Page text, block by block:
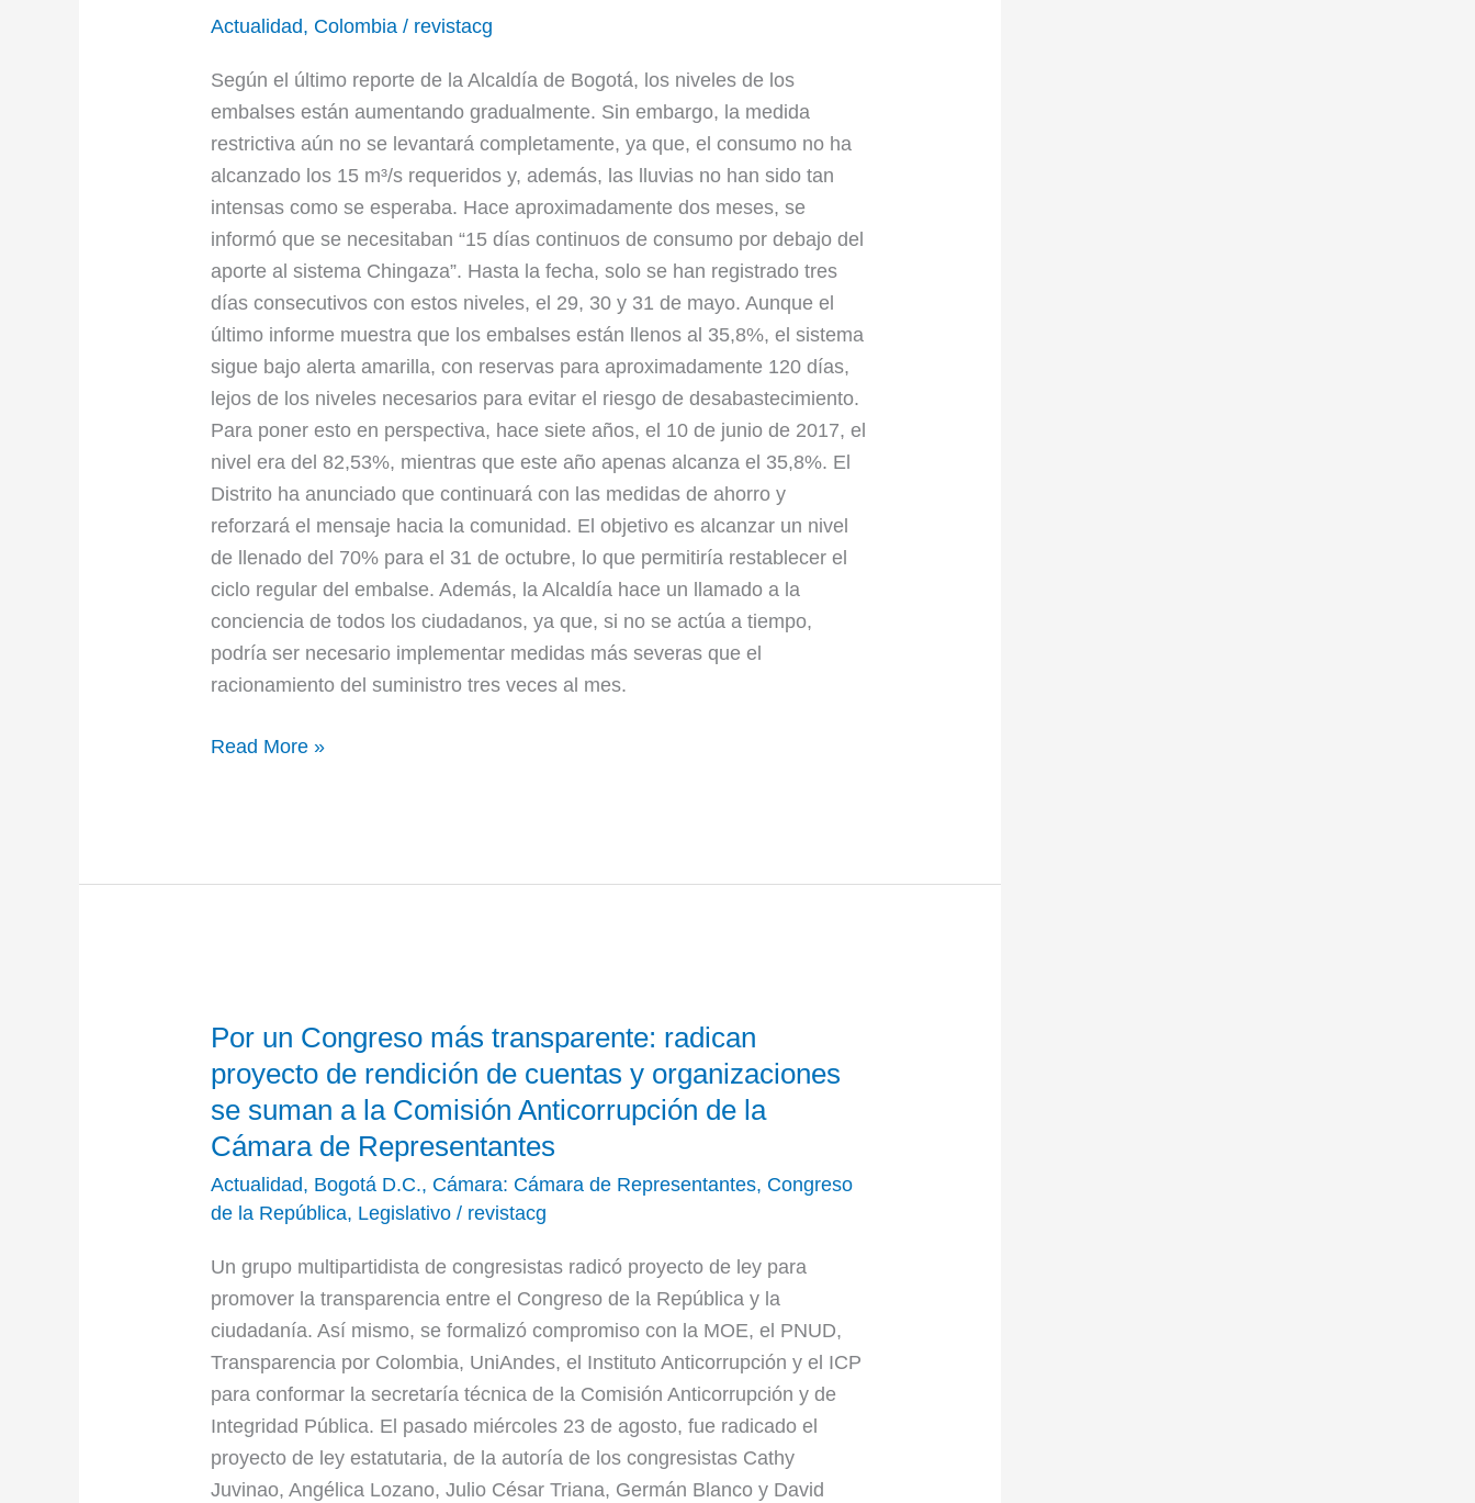
Actualidad, Colombia / revistacg
Según el último reporte de la Alcaldía de Bogotá, los niveles de los
embalses están aumentando gradualmente. Sin embargo, la medida
restrictiva aún no se levantará completamente, ya que, el consumo no ha
alcanzado los 15 m³/s requeridos y, además, las lluvias no han sido tan
intensas como se esperaba. Hace aproximadamente dos meses, se
informó que se necesitaban “15 días continuos de consumo por debajo del
aporte al sistema Chingaza”. Hasta la fecha, solo se han registrado tres
días consecutivos con estos niveles, el 29, 30 y 31 de mayo. Aunque el
último informe muestra que los embalses están llenos al 35,8%, el sistema
sigue bajo alerta amarilla, con reservas para aproximadamente 120 días,
lejos de los niveles necesarios para evitar el riesgo de desabastecimiento.
Para poner esto en perspectiva, hace siete años, el 10 de junio de 2017, el
nivel era del 82,53%, mientras que este año apenas alcanza el 35,8%. El
Distrito ha anunciado que continuará con las medidas de ahorro y
reforzará el mensaje hacia la comunidad. El objetivo es alcanzar un nivel
de llenado del 70% para el 31 de octubre, lo que permitiría restablecer el
ciclo regular del embalse. Además, la Alcaldía hace un llamado a la
conciencia de todos los ciudadanos, ya que, si no se actúa a tiempo,
podría ser necesario implementar medidas más severas que el
racionamiento del suministro tres veces al mes.
frente
al
consumo
del
recurso
hídrico?
Read More »
Por un Congreso más transparente: radican
proyecto de rendición de cuentas y organizaciones
se suman a la Comisión Anticorrupción de la
Cámara de Representantes
Actualidad, Bogotá D.C., Cámara: Cámara de Representantes, Congreso
de la República, Legislativo / revistacg
Un grupo multipartidista de congresistas radicó proyecto de ley para
promover la transparencia entre el Congreso de la República y la
ciudadanía. Así mismo, se formalizó compromiso con la MOE, el PNUD,
Transparencia por Colombia, UniAndes, el Instituto Anticorrupción y el ICP
para conformar la secretaría técnica de la Comisión Anticorrupción y de
Integridad Pública. El pasado miércoles 23 de agosto, fue radicado el
proyecto de ley estatutaria, de la autoría de los congresistas Cathy
Juvinao, Angélica Lozano, Julio César Triana, Germán Blanco y David
un
Congreso
más
transparente:
proyecto
rendición
de
cuentas
y
organizaciones
se
suman
a